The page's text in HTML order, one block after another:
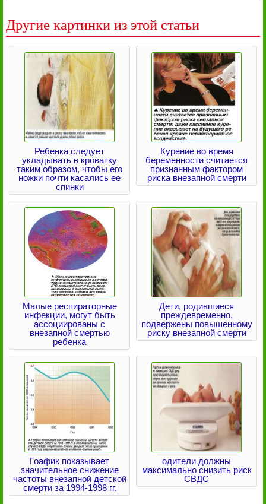
Другие картинки из этой статьи
Ребенка следует
укладывать в кроватку
таким образом, чтобы его
ножки почти касались ее
спинки
Курение во время
беременности считается
признанным фактором
риска внезапной смерти
Малые респираторные
инфекции, могут быть
ассоциированы с
внезапной смертью
ребенка
Дети, родившиеся
преждевременно,
подвержены повышенному
риску внезапной смерти
Гоафик показывает
значительное снижение
частоты внезапной детской
смерти за 1994-1998 гг.
одители должны
максимально снизить риск
СВДС